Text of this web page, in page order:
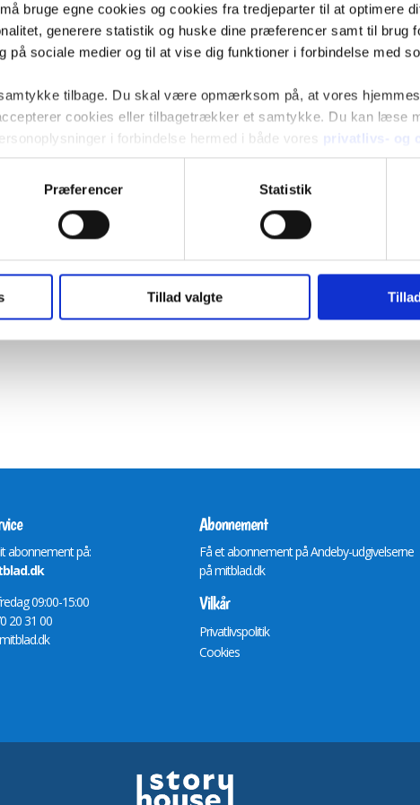
bruge egne cookies og cookies fra tredjeparter til at optimere
generere statistik og huske dine præferencer samt til brug
på sociale medier og til at vise dig funktioner i forbindelse med
tilbage. Du skal være opmærksom på, at vores
cookies eller tilbagetrækker et samtykke. Du kan læse
i forbindelse hermed i både vores privatlivs- og
Præferencer Statistik
Tillad valgte
abonnement på:
09:00-15:00
20 31 00
Abonnement
Få et abonnement på Andeby-udgivelserne
påmitblad.dk
Vilkår
Privatlivspolitik
Cookies